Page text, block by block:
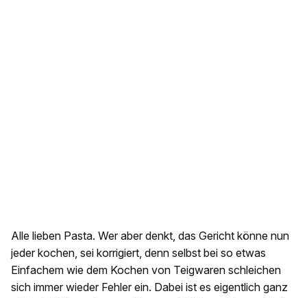
Alle lieben Pasta. Wer aber denkt, das Gericht könne nun
jeder kochen, sei korrigiert, denn selbst bei so etwas
Einfachem wie dem Kochen von Teigwaren schleichen
sich immer wieder Fehler ein. Dabei ist es eigentlich ganz